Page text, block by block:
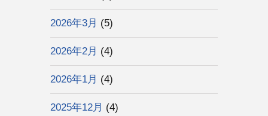
2026年3月 (5)
2026年2月 (4)
2026年1月 (4)
2025年12月 (4)